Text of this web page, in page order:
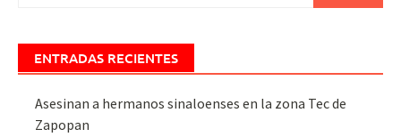
ENTRADAS RECIENTES
Asesinan a hermanos sinaloenses en la zona Tec de
Zapopan